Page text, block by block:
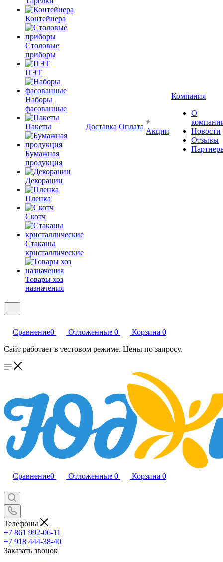
Контейнера
Столовые
приборы
ПЭТ
Наборы
фасованные
Пакеты
Бумажная
продукция
Декорации
Пленка
Скотч
Стаканы
кристаллические
Товары хоз
назначения
Доставка Оплата
Акции
Компания
О
Новости
Отзывы
Сравнение0 Отложенные 0 Корзина 0
Сайт работает в тестовом режиме. Цены по запросу.
Сравнение0 Отложенные 0 Корзина 0
Телефоны
+7 861 992-06-11
+7 918 444-38-40
Заказать звонок